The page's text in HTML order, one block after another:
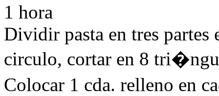
1 hora
Dividir pasta en tres partes
circulo, cortar en 8
Colocar 1 cda. relleno en